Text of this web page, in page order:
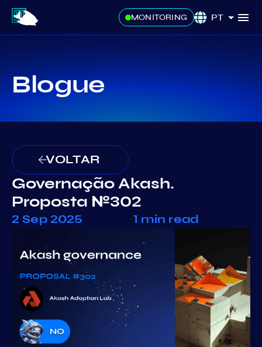
MONITORING PT
Blogue
VOLTAR
Governação Akash.
Proposta №302
2 Sep 2025 1 min read